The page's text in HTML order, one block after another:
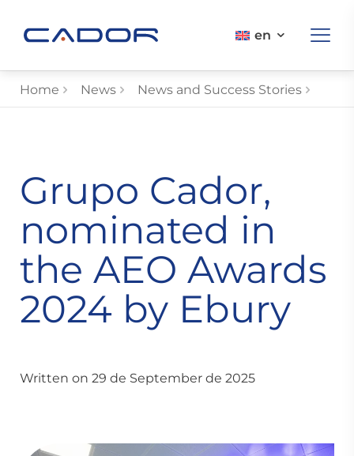
en
Home News News and Success Stories
Grupo Cador,
nominated in
the AEO Awards
2024 by Ebury
Written on 29 de September de 2025